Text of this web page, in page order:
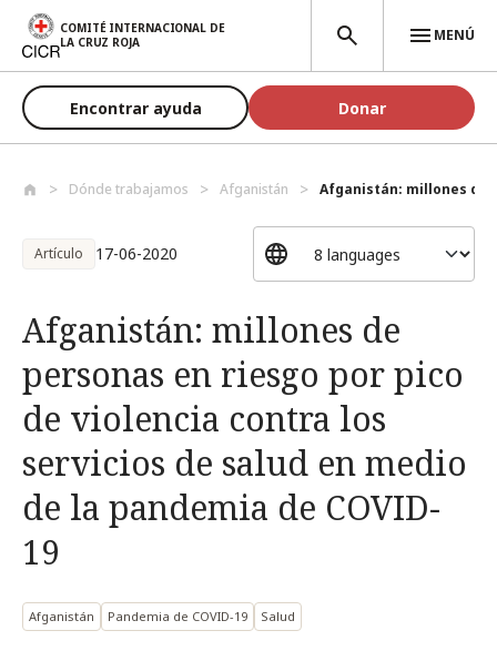
Pasar al contenido principal
COMITÉ INTERNACIONAL DE
LA CRUZ ROJA
MENÚ
Encontrar ayuda Donar
Dónde trabajamos Afganistán Afganistán: millones de
Artículo 17-06-2020
Afganistán: millones de
personas en riesgo por pico
de violencia contra los
servicios de salud en medio
de la pandemia de COVID-
19
Afganistán Pandemia de COVID-19 Salud